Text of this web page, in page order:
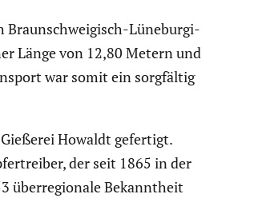
Braun­schwei­gisch-Lünebur­gi­
Länge von 12,80 Metern und
war somit ein sorgfältig
Howaldt gefertigt.
der seit 1865 in der
überre­gio­nale Bekannt­heit